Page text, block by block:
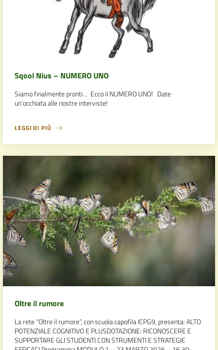
Sqool Nius – NUMERO UNO
Siamo finalmente pronti… Ecco il NUMERO UNO! Date
un’occhiata alle nostre interviste!
LEGGI DI PIÙ
Oltre il rumore
La rete “Oltre il rumore”, con scuola capofila ICPG9, presenta: ALTO
POTENZIALE COGNITIVO E PLUSDOTAZIONE: RICONOSCERE E
SUPPORTARE GLI STUDENTI CON STRUMENTI E STRATEGIE